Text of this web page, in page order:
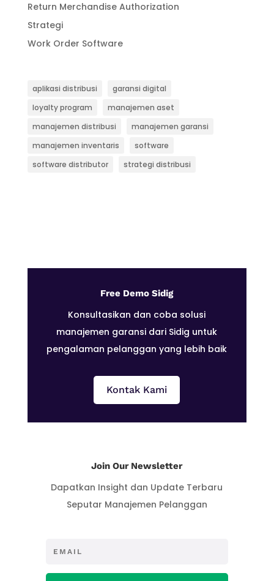
Return Merchandise Authorization
Strategi
Work Order Software
aplikasi distribusi
garansi digital
loyalty program
manajemen aset
manajemen distribusi
manajemen garansi
manajemen inventaris
software
software distributor
strategi distribusi
Free Demo Sidig
Konsultasikan dan coba solusi
manajemen garansi dari Sidig untuk
pengalaman pelanggan yang lebih baik
Kontak Kami
Join Our Newsletter
Dapatkan Insight dan Update Terbaru
Seputar Manajemen Pelanggan